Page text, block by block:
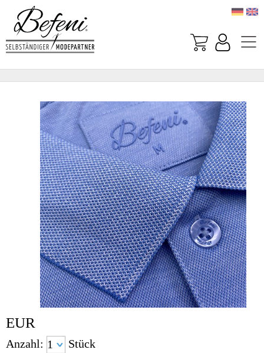
EUR
Anzahl: Stück